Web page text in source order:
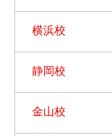
横浜校
静岡校
金山校